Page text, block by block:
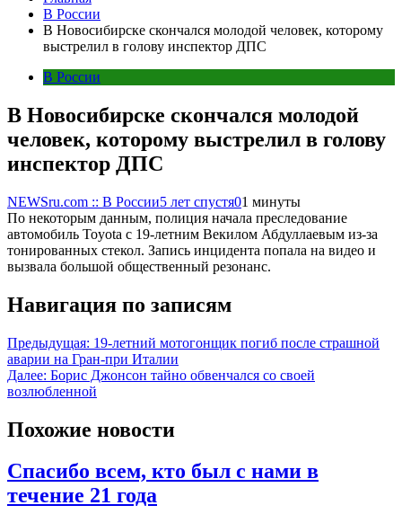
В России
В Новосибирске скончался молодой человек, которому
выстрелил в голову инспектор ДПС
В России
В Новосибирске скончался молодой
человек, которому выстрелил в голову
инспектор ДПС
NEWSru.com :: В России5 лет спустя01 минуты
По некоторым данным, полиция начала преследование
автомобиль Toyota с 19-летним Векилом Абдуллаевым из-за
тонированных стекол. Запись инцидента попала на видео и
вызвала большой общественный резонанс.
Навигация по записям
Предыдущая: 19-летний мотогонщик погиб после страшной
аварии на Гран-при Италии
Далее: Борис Джонсон тайно обвенчался со своей
возлюбленной
Похожие новости
Спасибо всем, кто был с нами в
течение 21 года